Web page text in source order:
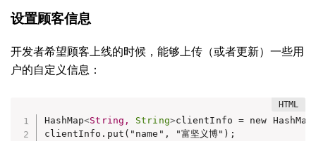
设置顾客信息
开发者希望顾客上线的时候，能够上传（或者更新）一些用
户的自定义信息：
HashMap<String, String>clientInfo = new
clientInfo.put("name", "富坚义博");